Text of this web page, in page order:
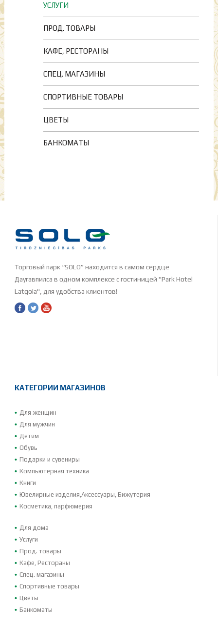
УСЛУГИ
ПРОД. ТОВАРЫ
КАФЕ, РЕСТОРАНЫ
СПЕЦ. МАГАЗИНЫ
СПОРТИВНЫЕ ТОВАРЫ
ЦВЕТЫ
БАНКОМАТЫ
Торговый парк “SOLO” находится в самом сердце
Даугавпилса в одном комплексе с гостиницей "Park Hotel
Latgola", для удобства клиентов!
КАТЕГОРИИ МАГАЗИНОВ
Для женщин
Для мужчин
Детям
Обувь
Подарки и сувениры
Компьютерная техника
Книги
Ювелирные изделия,Аксессуары, Бижутерия
Косметика, парфюмерия
Для дома
Услуги
Прод. товары
Кафе, Рестораны
Спец. магазины
Спортивные товары
Цветы
Банкоматы